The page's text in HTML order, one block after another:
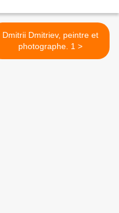
Dmitrii Dmitriev, peintre et
photographe. 1 >